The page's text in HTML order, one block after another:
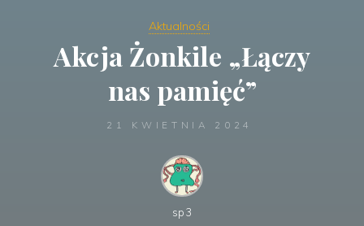
Aktualności
Akcja Żonkile „Łączy
nas pamięć”
21 KWIETNIA 2024
sp3